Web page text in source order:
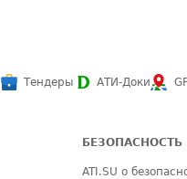
Тендеры АТИ-Доки
БЕЗОПАСНОСТЬ
ATI.SU о